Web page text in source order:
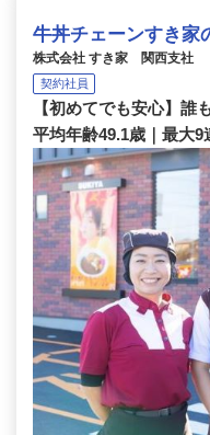
牛丼チェーンすき家
株式会社 すき家 関西支社
契約社員
【初めてでも安心】誰
平均年齢49.1歳｜最大9